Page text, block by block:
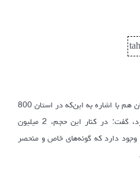
رییس سازمان جهاد کشاورزی لرستان هم با اشاره به این‌که در استان 800
هزار هکتار زمین زراعی وجود دارد، گفت: در کنار این حجم، 2 میلیون
دارد که گونه‌‌های خاص و منحصر